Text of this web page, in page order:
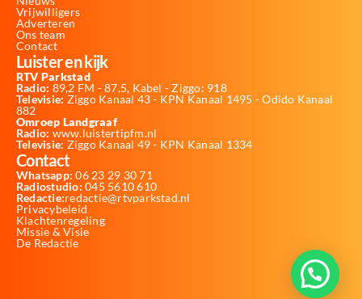
Vrijwilligers
Adverteren
Ons team
Contact
Luister en kijk
RTV Parkstad
Radio: 89,2 FM - 87,5, Kabel - Ziggo: 918
Televisie: Ziggo Kanaal 43 - KPN Kanaal 1495 - Odido Kanaal
882
Omroep Landgraaf
Radio: www.luistertipfm.nl
Televisie: Ziggo Kanaal 49 - KPN Kanaal 1334
Contact
Whatsapp: 06 23 29 30 71
Radiostudio: 045 5610 610
Redactie:redactie@rtvparkstad.nl
Privacybeleid
Klachtenregeling
Missie & Visie
De Redactie